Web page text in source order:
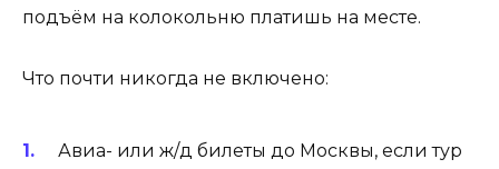
подъём на колокольню платишь на месте.
Что почти никогда не включено:
Авиа- или ж/д билеты до Москвы, если тур